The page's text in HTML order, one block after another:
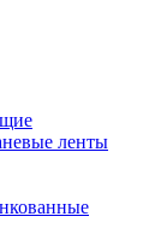
ленты